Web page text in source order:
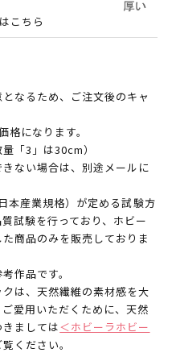
こちら
なるため、ご注文後のキャ
格になります。
「3」は30cm）
ない場合は、別途メールに
本産業規格）が定める試験方
試験を行っており、ホビー
商品のみを販売しておりま
作品です。
は、天然繊維の素材感を大
愛用いただくために、天然
ましては＜ホビーラホビー
ください。